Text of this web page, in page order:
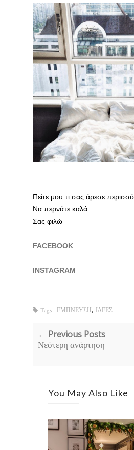
Πείτε μου τι σας άρεσε
Να περνάτε καλά.
Σας φιλώ
FACEBOOK
INSTAGRAM
Tags : ΕΜΠΝΕΥΣΗ, ΙΔΕΕΣ
← Previous Posts
Νεότερη ανάρτηση
You May Also Like